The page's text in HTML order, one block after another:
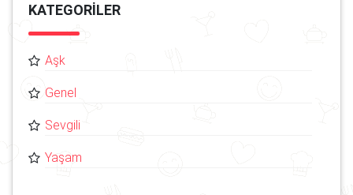
KATEGORILER
Aşk
Genel
Sevgili
Yaşam